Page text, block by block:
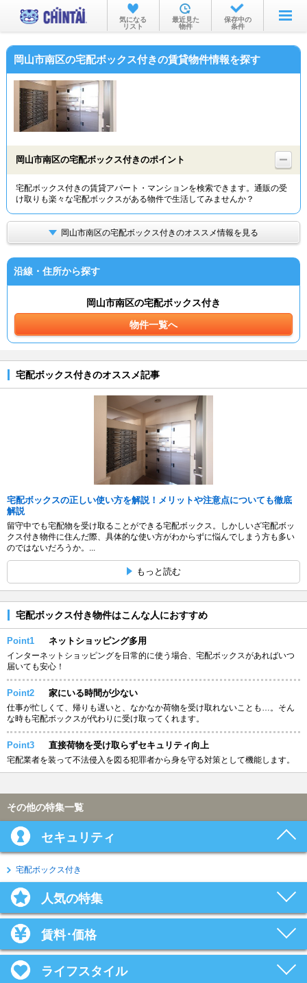
お部屋を探す
沿線・駅から
物件特集から
TOP
気になる
リスト
最近見た
物件
保存中の
条件
岡山市南区の宅配ボックス付きの賃貸物件情報を探す
岡山市南区の宅配ボックス付きのポイント
宅配ボックス付きの賃貸アパート・マンションを検索できます。通販の受
け取りも楽々な宅配ボックスがある物件で生活してみませんか？
岡山市南区の宅配ボックス付きのオススメ情報を見る
沿線・住所から探す
岡山市南区の宅配ボックス付き
物件一覧へ
宅配ボックス付きのオススメ記事
宅配ボックスの正しい使い方を解説！メリットや注意点についても徹底
解説
留守中でも宅配物を受け取ることができる宅配ボックス。しかしいざ宅配ボッ
クス付き物件に住んだ際、具体的な使い方がわからずに悩んでしまう方も多い
のではないだろうか。...
もっと読む
宅配ボックス付き物件はこんな人におすすめ
Point1 ネットショッピング多用
インターネットショッピングを日常的に使う場合、宅配ボックスがあればいつ
届いても安心！
Point2 家にいる時間が少ない
仕事が忙しくて、帰りも遅いと、なかなか荷物を受け取れないことも…。そん
な時も宅配ボックスが代わりに受け取ってくれます。
Point3 直接荷物を受け取らずセキュリティ向上
宅配業者を装って不法侵入を図る犯罪者から身を守る対策として機能します。
その他の特集一覧
セキュリティ
宅配ボックス付き
人気の特集
賃料･価格
ライフスタイル